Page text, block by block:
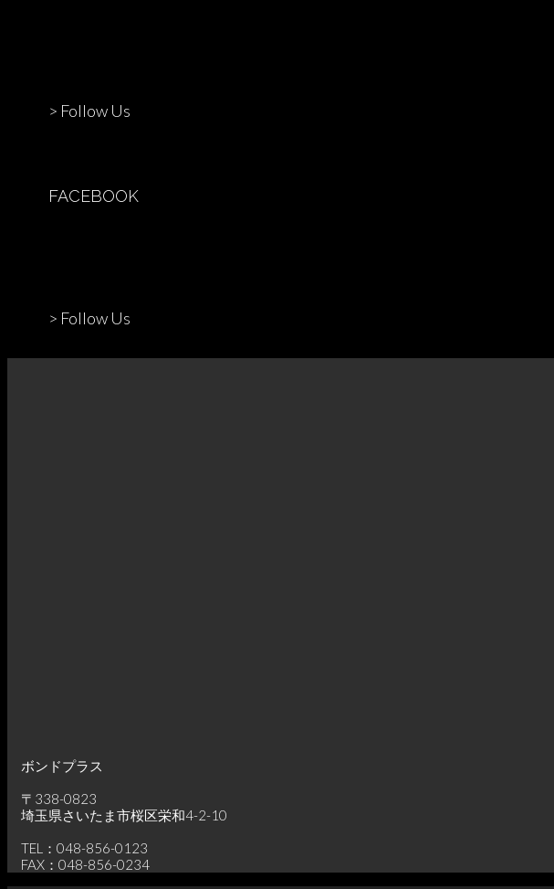
> Follow Us
FACEBOOK
> Follow Us
ボンドプラス
〒338-0823
埼玉県さいたま市桜区栄和4-2-10
TEL：048-856-0123
FAX：048-856-0234